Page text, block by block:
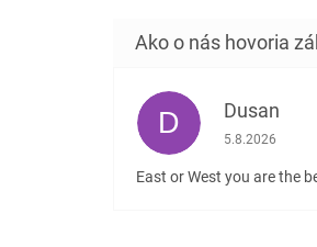
D Dusan
Hodnotenie
5.8.2026
East or West you are the